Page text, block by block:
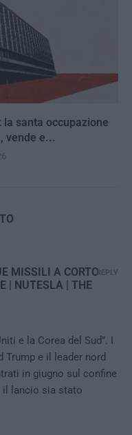
la santa occupazione
vende e...
MISSILI A CORTO
| NUTESLA | THE
e la Corea del Sud”. I
Trump e il leader nord
in giugno sul confine
il lancio sia stato
REPLY